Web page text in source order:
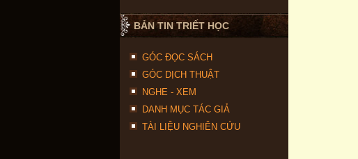
BẢN TIN TRIẾT HỌC
GÓC ĐỌC SÁCH
GÓC DỊCH THUẬT
NGHE - XEM
DANH MỤC TÁC GIẢ
TÀI LIỆU NGHIÊN CỨU